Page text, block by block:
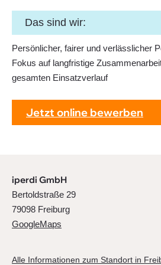
Das sind wir:
Persönlicher, fairer und verlässlicher
Fokus auf langfristige
gesamten Einsatzverlauf
Jetzt online bewerben
iperdi GmbH
Bertoldstraße 29
79098 Freiburg
GoogleMaps
Alle Informationen zum Standort in